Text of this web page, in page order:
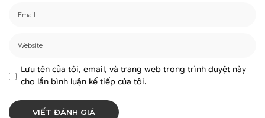
Lưu tên của tôi, email, và trang web trong trình duyệt này
cho lần bình luận kế tiếp của tôi.